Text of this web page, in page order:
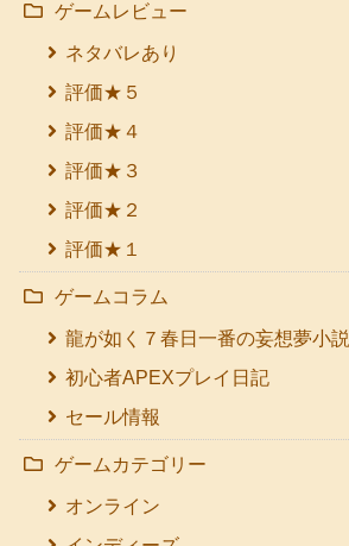
ゲームレビュー
ネタバレあり
評価★５
評価★４
評価★３
評価★２
評価★１
ゲームコラム
龍が如く７春日一番の妄想夢小説
初心者APEXプレイ日記
セール情報
ゲームカテゴリー
オンライン